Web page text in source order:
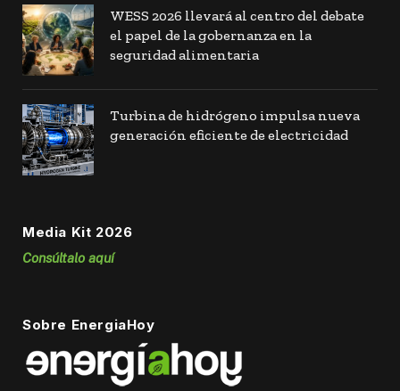
WESS 2026 llevará al centro del debate
el papel de la gobernanza en la
seguridad alimentaria
Turbina de hidrógeno impulsa nueva
generación eficiente de electricidad
Media Kit 2026
Consúltalo aquí
Sobre EnergiaHoy